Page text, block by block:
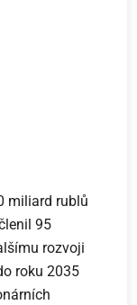
miliard rublů
95
rozvoji
roku 2035